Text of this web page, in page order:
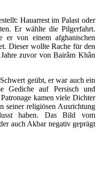
Hauarrest im Palast oder
Er wählte die Pilgerfahrt.
von einem afghanischen
Dieser wollte Rache für den
zuvor von Bairâm Khân
geübt, er war auch ein
Gediche auf Persisch und
kamen viele Dichter
seiner religiösen Ausrichtung
haben. Das Bild vom
auch Akbar negativ geprägt